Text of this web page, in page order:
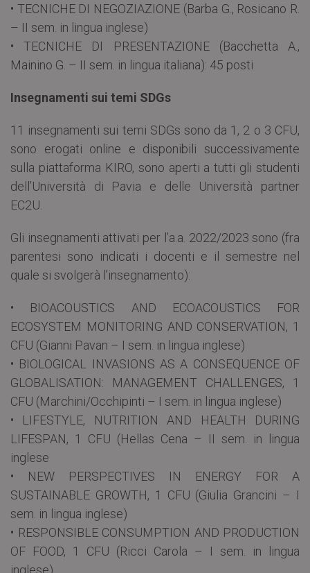
• TECNICHE DI NEGOZIAZIONE (Barba G., Rosicano R.
– II sem. in lingua inglese)
• TECNICHE DI PRESENTAZIONE (Bacchetta A.,
Mainino G. – II sem. in lingua italiana): 45 posti
Insegnamenti sui temi SDGs
11 insegnamenti sui temi SDGs sono da 1, 2 o 3 CFU,
sono erogati online e disponibili successivamente
sulla piattaforma KIRO, sono aperti a tutti gli studenti
dell’Università di Pavia e delle Università partner
EC2U.
Gli insegnamenti attivati per l’a.a. 2022/2023 sono (fra
parentesi sono indicati i docenti e il semestre nel
quale si svolgerà l’insegnamento):
• BIOACOUSTICS AND ECOACOUSTICS FOR
ECOSYSTEM MONITORING AND CONSERVATION, 1
CFU (Gianni Pavan – I sem. in lingua inglese)
• BIOLOGICAL INVASIONS AS A CONSEQUENCE OF
GLOBALISATION: MANAGEMENT CHALLENGES, 1
CFU (Marchini/Occhipinti – I sem. in lingua inglese)
• LIFESTYLE, NUTRITION AND HEALTH DURING
LIFESPAN, 1 CFU (Hellas Cena – II sem. in lingua
inglese
• NEW PERSPECTIVES IN ENERGY FOR A
SUSTAINABLE GROWTH, 1 CFU (Giulia Grancini – I
sem. in lingua inglese)
• RESPONSIBLE CONSUMPTION AND PRODUCTION
OF FOOD, 1 CFU (Ricci Carola – I sem. in lingua
inglese)